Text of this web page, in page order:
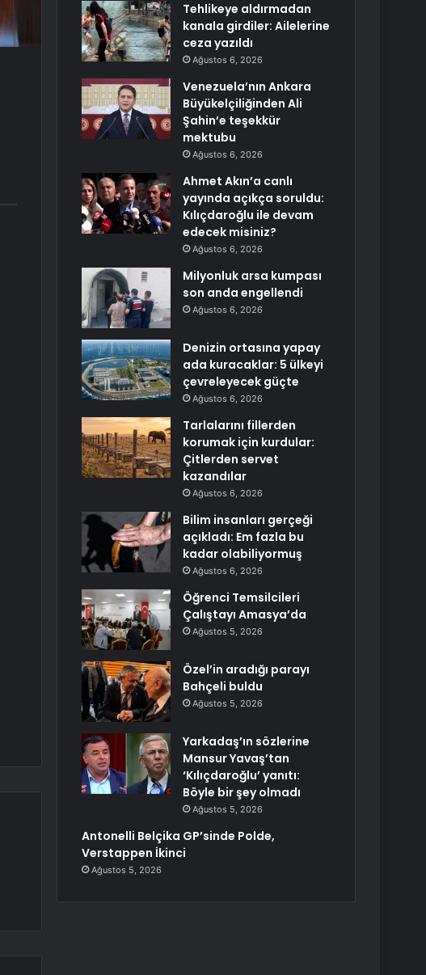
Tehlikeye aldırmadan
kanala girdiler: Ailelerine
ceza yazıldı
Ağustos 6, 2026
Venezuela’nın Ankara
Büyükelçiliğinden Ali
Şahin’e teşekkür
mektubu
Ağustos 6, 2026
Ahmet Akın’a canlı
yayında açıkça soruldu:
Kılıçdaroğlu ile devam
edecek misiniz?
Ağustos 6, 2026
Milyonluk arsa kumpası
son anda engellendi
Ağustos 6, 2026
Denizin ortasına yapay
ada kuracaklar: 5 ülkeyi
çevreleyecek güçte
Ağustos 6, 2026
Tarlalarını fillerden
korumak için kurdular:
Çitlerden servet
kazandılar
Ağustos 6, 2026
Bilim insanları gerçeği
açıkladı: Em fazla bu
kadar olabiliyormuş
Ağustos 6, 2026
Öğrenci Temsilcileri
Çalıştayı Amasya’da
Ağustos 5, 2026
Özel’in aradığı parayı
Bahçeli buldu
Ağustos 5, 2026
Yarkadaş’ın sözlerine
Mansur Yavaş’tan
‘Kılıçdaroğlu’ yanıtı:
Böyle bir şey olmadı
Ağustos 5, 2026
Antonelli Belçika GP’sinde Polde,
Verstappen İkinci
Ağustos 5, 2026